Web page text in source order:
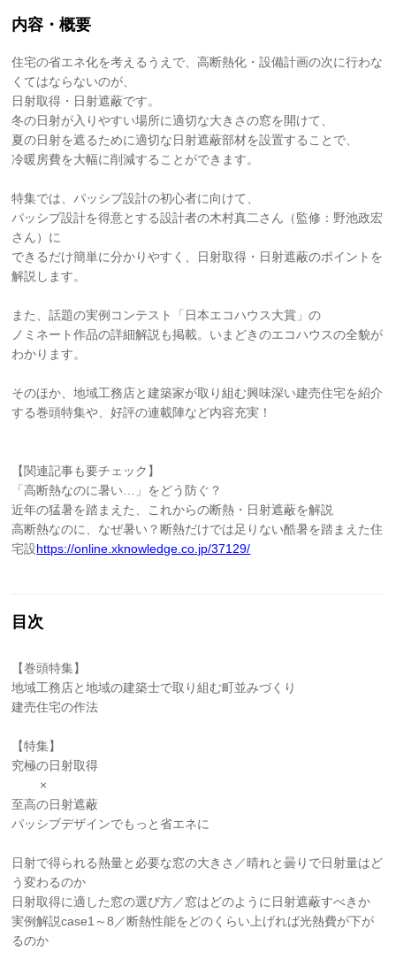
内容・概要
住宅の省エネ化を考えるうえで、高断熱化・設備計画の次に行わな
くてはならないのが、
日射取得・日射遮蔽です。
冬の日射が入りやすい場所に適切な大きさの窓を開けて、
夏の日射を遮るために適切な日射遮蔽部材を設置することで、
冷暖房費を大幅に削減することができます。
特集では、パッシブ設計の初心者に向けて、
パッシブ設計を得意とする設計者の木村真二さん（監修：野池政宏
さん）に
できるだけ簡単に分かりやすく、日射取得・日射遮蔽のポイントを
解説します。
また、話題の実例コンテスト「日本エコハウス大賞」の
ノミネート作品の詳細解説も掲載。いまどきのエコハウスの全貌が
わかります。
そのほか、地域工務店と建築家が取り組む興味深い建売住宅を紹介
する巻頭特集や、好評の連載陣など内容充実！
【関連記事も要チェック】
「高断熱なのに暑い…」をどう防ぐ？
近年の猛暑を踏まえた、これからの断熱・日射遮蔽を解説
高断熱なのに、なぜ暑い？断熱だけでは足りない酷暑を踏まえた住
宅設https://online.xknowledge.co.jp/37129/
目次
【巻頭特集】
地域工務店と地域の建築士で取り組む町並みづくり
建売住宅の作法
【特集】
究極の日射取得
×
至高の日射遮蔽
パッシブデザインでもっと省エネに
日射で得られる熱量と必要な窓の大きさ／晴れと曇りで日射量はど
う変わるのか
日射取得に適した窓の選び方／窓はどのように日射遮蔽すべきか
実例解説case1～8／断熱性能をどのくらい上げれば光熱費が下が
るのか